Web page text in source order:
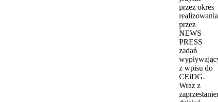
przez okres
realizowania
przez
NEWS
PRESS
zadań
z wpisu do
CEiDG.
Wraz z